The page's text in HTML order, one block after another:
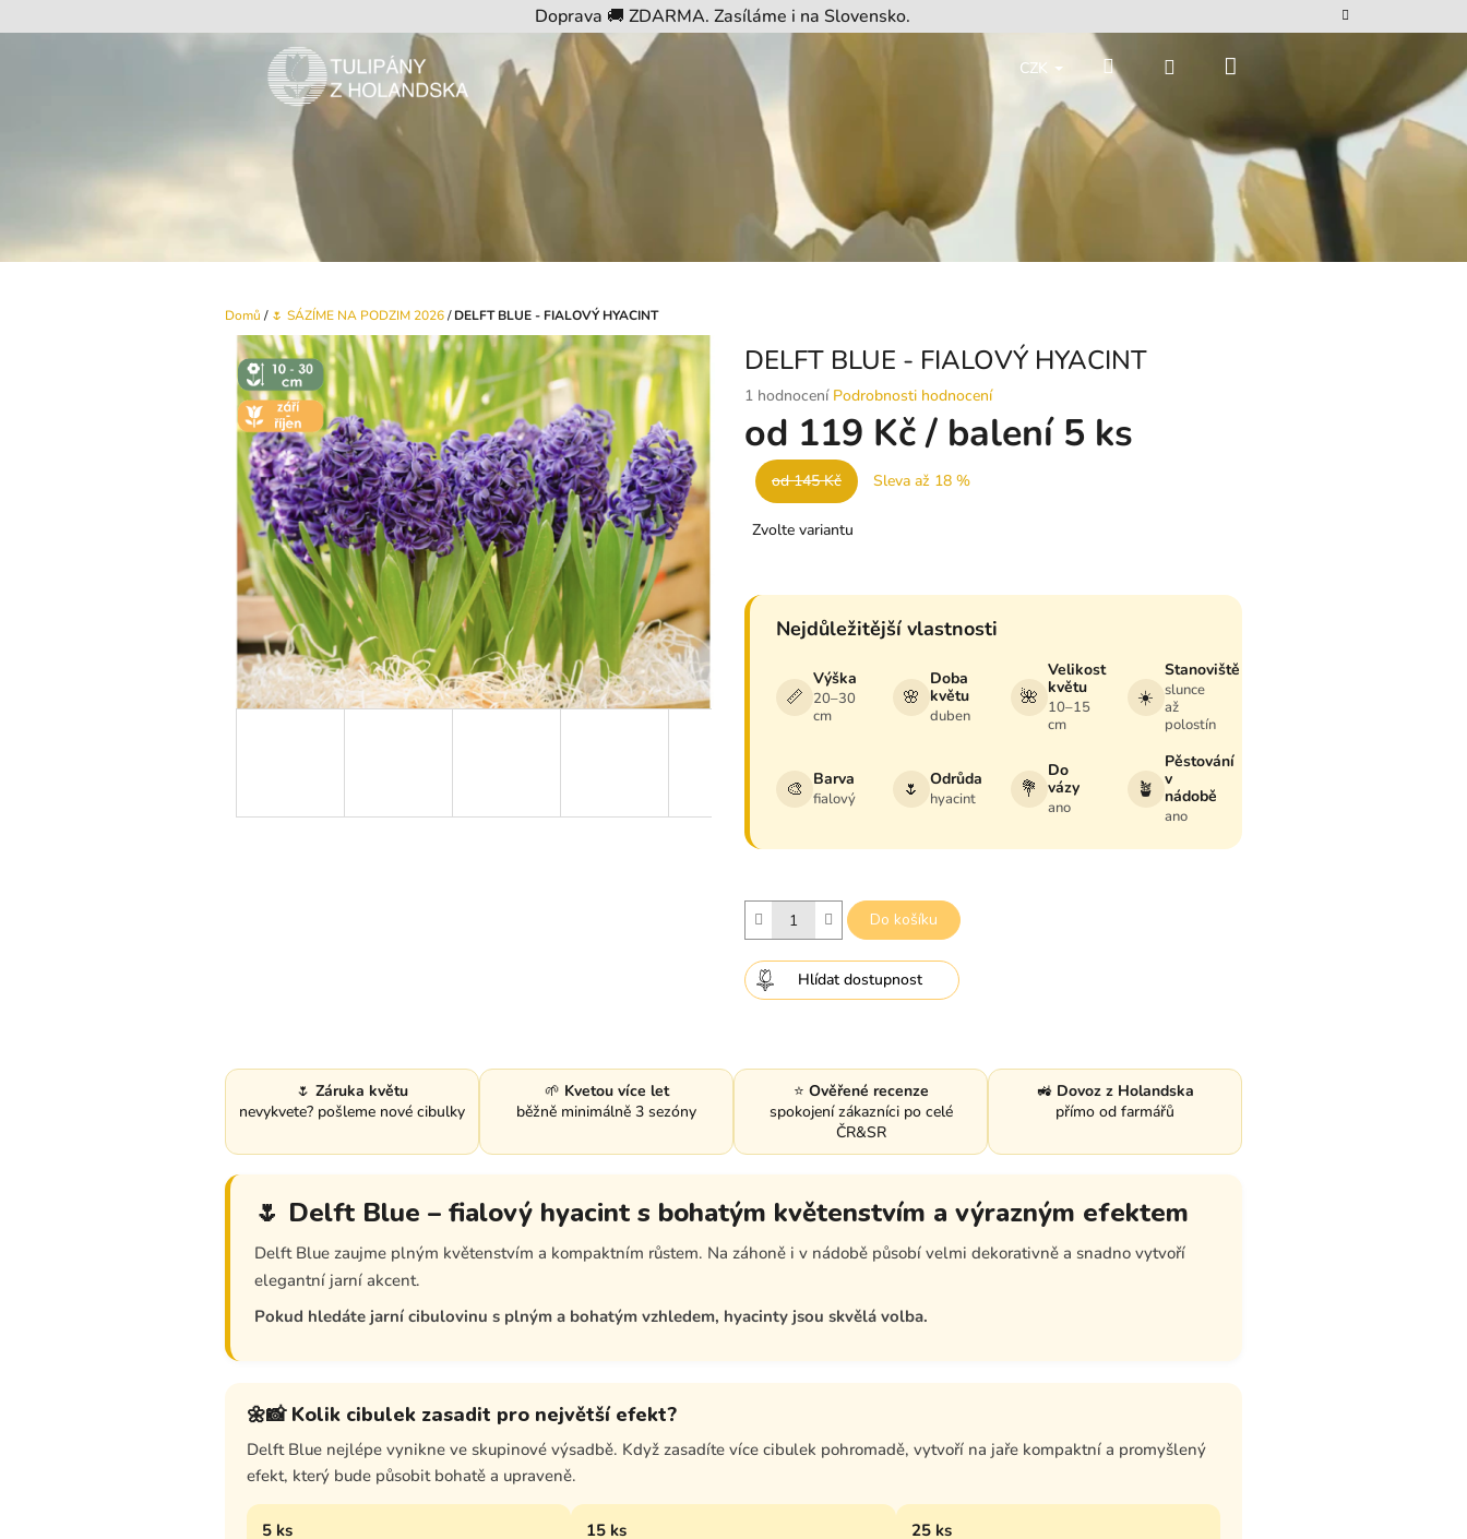
na
Doprava 🚚 ZDARMA. Zasíláme i na Slovensko.
CZK Hledat Přihlášení
Domů / 🌷 SÁZÍME NA PODZIM 2026/ DELFT BLUE - FIALOVÝ HYACINT
↕️ VÝŠKA 10
- 30 CM
🌼 KVĚT -
ZÁŘÍ
DELFT BLUE - FIALOVÝ HYACINT
Průměrné
hodnocení
produktu
5,0
1 hodnocení Podrobnosti hodnocení
od 119 Kč/ balení 5 ks
od 145 Kč
Sleva až 18 %
cena:
Zvolte variantu
Nejdůležitější vlastnosti
📏
Výška
20–30
cm
🌸
Doba
květu
duben
🌺
Velikost
květu
10–15
cm
☀️
Stanoviště
slunce
až
polostín
🎨 Barva
fialový 🌷 Odrůda
hyacint 💐
Do
vázy
ano
🪴
Pěstování
v
nádobě
ano
Do košíku
Hlídat
🌷 Záruka květu
nevykvete? pošleme nové cibulky
🌱 Kvetou více let
běžně minimálně 3 sezóny
⭐ Ověřené recenze
spokojení zákazníci po celé
ČR&SR
🚜 Dovoz z Holandska
přímo od farmářů
🌷 Delft Blue – fialový hyacint s bohatým květenstvím a výrazným efektem
Delft Blue zaujme plným květenstvím a kompaktním růstem. Na záhoně i v nádobě působí velmi dekorativně a snadno vytvoří
elegantní jarní akcent.
Pokud hledáte jarní cibulovinu s plným a bohatým vzhledem, hyacinty jsou skvělá volba.
🌼📸 Kolik cibulek zasadit pro největší efekt?
Delft Blue nejlépe vynikne ve skupinové výsadbě. Když zasadíte více cibulek pohromadě, vytvoří na jaře kompaktní a promyšlený
efekt, který bude působit bohatě a upraveně.
5 ks 15 ks 25 ks